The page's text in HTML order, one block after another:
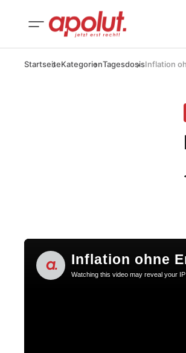
StartseiteKategorienTagesdosisInflation